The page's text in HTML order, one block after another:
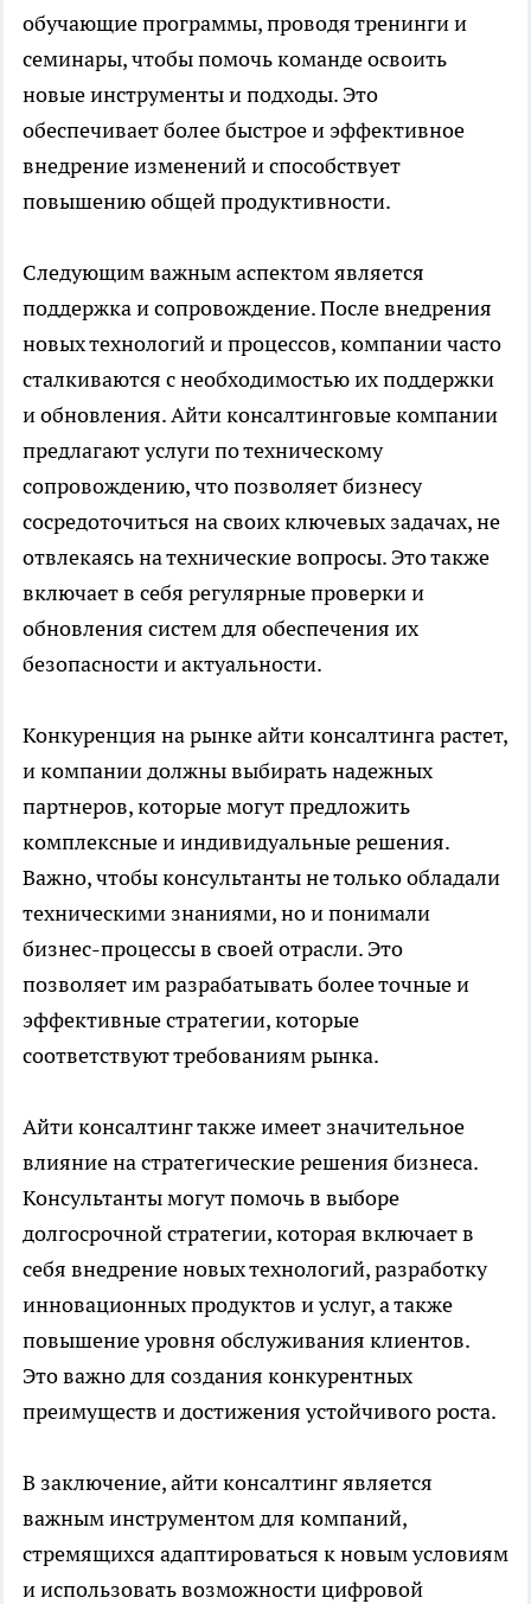
обучающие программы, проводя тренинги и
семинары, чтобы помочь команде освоить
новые инструменты и подходы. Это
обеспечивает более быстрое и эффективное
внедрение изменений и способствует
повышению общей продуктивности.
Следующим важным аспектом является
поддержка и сопровождение. После внедрения
новых технологий и процессов, компании часто
сталкиваются с необходимостью их поддержки
и обновления. Айти консалтинговые компании
предлагают услуги по техническому
сопровождению, что позволяет бизнесу
сосредоточиться на своих ключевых задачах, не
отвлекаясь на технические вопросы. Это также
включает в себя регулярные проверки и
обновления систем для обеспечения их
безопасности и актуальности.
Конкуренция на рынке айти консалтинга растет,
и компании должны выбирать надежных
партнеров, которые могут предложить
комплексные и индивидуальные решения.
Важно, чтобы консультанты не только обладали
техническими знаниями, но и понимали
бизнес-процессы в своей отрасли. Это
позволяет им разрабатывать более точные и
эффективные стратегии, которые
соответствуют требованиям рынка.
Айти консалтинг также имеет значительное
влияние на стратегические решения бизнеса.
Консультанты могут помочь в выборе
долгосрочной стратегии, которая включает в
себя внедрение новых технологий, разработку
инновационных продуктов и услуг, а также
повышение уровня обслуживания клиентов.
Это важно для создания конкурентных
преимуществ и достижения устойчивого роста.
В заключение, айти консалтинг является
важным инструментом для компаний,
стремящихся адаптироваться к новым условиям
и использовать возможности цифровой